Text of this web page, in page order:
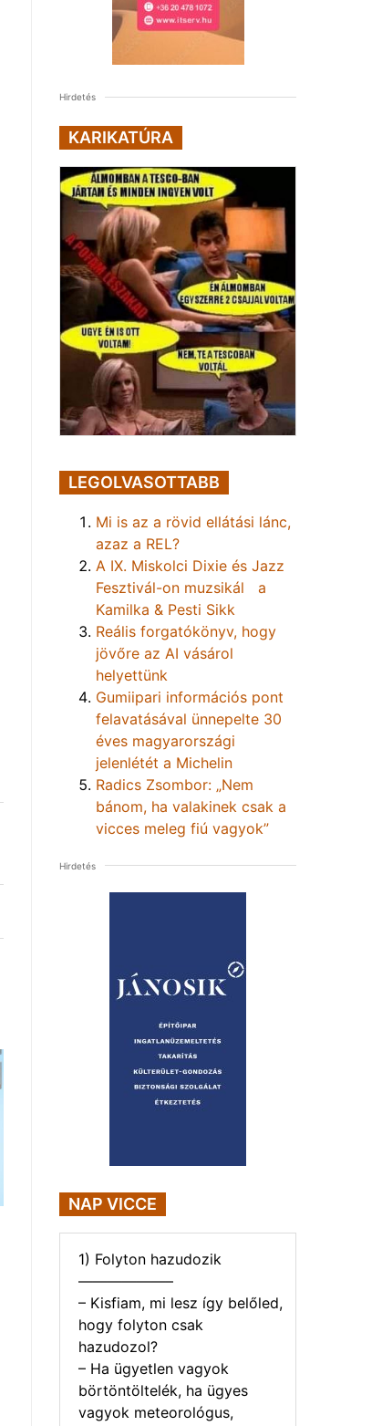
Hirdetés
KARIKATÚRA
LEGOLVASOTTABB
Mi is az a rövid ellátási lánc,
azaz a REL?
A IX. Miskolci Dixie és Jazz
Fesztivál-on muzsikál a
Kamilka & Pesti Sikk
Reális forgatókönyv, hogy
jövőre az AI vásárol
helyettünk
Gumiipari információs pont
felavatásával ünnepelte 30
éves magyarországi
jelenlétét a Michelin
Radics Zsombor: „Nem
bánom, ha valakinek csak a
vicces meleg fiú vagyok”
Hirdetés
NAP VICCE
1) Folyton hazudozik
——————–
– Kisfiam, mi lesz így belőled,
hogy folyton csak
hazudozol?
– Ha ügyetlen vagyok
börtöntöltelék, ha ügyes
vagyok meteorológus,